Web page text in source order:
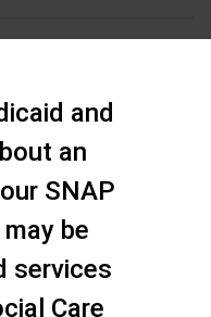
and
an
SNAP
be
services
Care